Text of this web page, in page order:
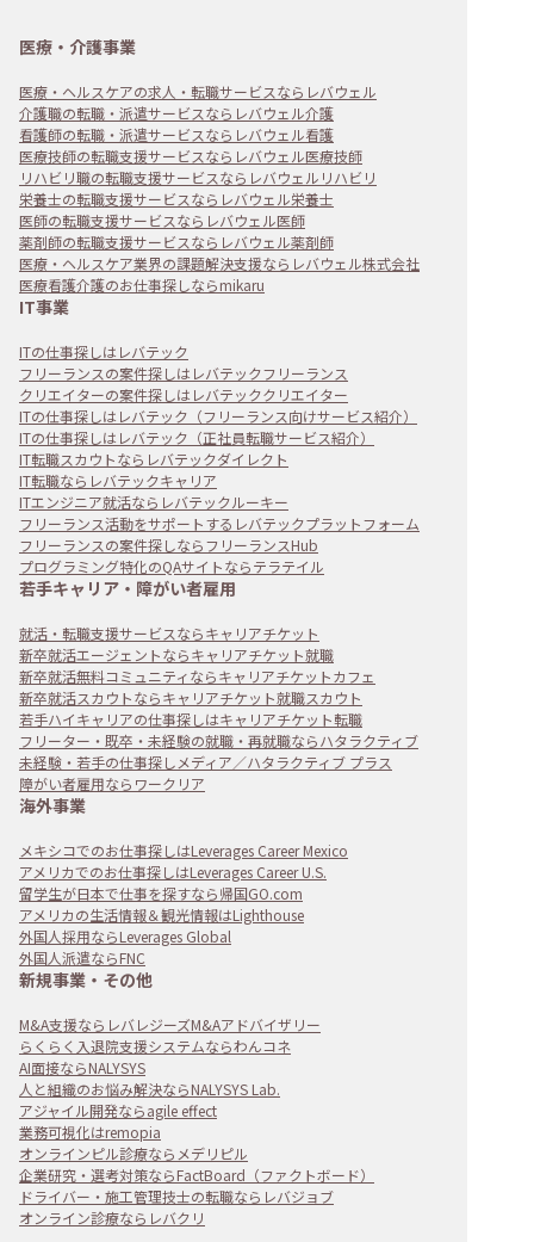
医療・介護事業
医療・ヘルスケアの求人・転職サービスならレバウェル
介護職の転職・派遣サービスならレバウェル介護
看護師の転職・派遣サービスならレバウェル看護
医療技師の転職支援サービスならレバウェル医療技師
リハビリ職の転職支援サービスならレバウェルリハビリ
栄養士の転職支援サービスならレバウェル栄養士
医師の転職支援サービスならレバウェル医師
薬剤師の転職支援サービスならレバウェル薬剤師
医療・ヘルスケア業界の課題解決支援ならレバウェル株式会社
医療看護介護のお仕事探しならmikaru
IT事業
ITの仕事探しはレバテック
フリーランスの案件探しはレバテックフリーランス
クリエイターの案件探しはレバテッククリエイター
ITの仕事探しはレバテック（フリーランス向けサービス紹介）
ITの仕事探しはレバテック（正社員転職サービス紹介）
IT転職スカウトならレバテックダイレクト
IT転職ならレバテックキャリア
ITエンジニア就活ならレバテックルーキー
フリーランス活動をサポートするレバテックプラットフォーム
フリーランスの案件探しならフリーランスHub
プログラミング特化のQAサイトならテラテイル
若手キャリア・障がい者雇用
就活・転職支援サービスならキャリアチケット
新卒就活エージェントならキャリアチケット就職
新卒就活無料コミュニティならキャリアチケットカフェ
新卒就活スカウトならキャリアチケット就職スカウト
若手ハイキャリアの仕事探しはキャリアチケット転職
フリーター・既卒・未経験の就職・再就職ならハタラクティブ
未経験・若手の仕事探しメディア／ハタラクティブ プラス
障がい者雇用ならワークリア
海外事業
メキシコでのお仕事探しはLeverages Career Mexico
アメリカでのお仕事探しはLeverages Career U.S.
留学生が日本で仕事を探すなら帰国GO.com
アメリカの生活情報＆観光情報はLighthouse
外国人採用ならLeverages Global
外国人派遣ならFNC
新規事業・その他
M&A支援ならレバレジーズM&Aアドバイザリー
らくらく入退院支援システムならわんコネ
AI面接ならNALYSYS
人と組織のお悩み解決ならNALYSYS Lab.
アジャイル開発ならagile effect
業務可視化はremopia
オンラインピル診療ならメデリピル
企業研究・選考対策ならFactBoard（ファクトボード）
ドライバー・施工管理技士の転職ならレバジョブ
オンライン診療ならレバクリ